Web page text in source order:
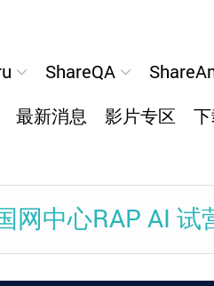
ShareQA
最新消息 影片专区
网中心RAP AI 试